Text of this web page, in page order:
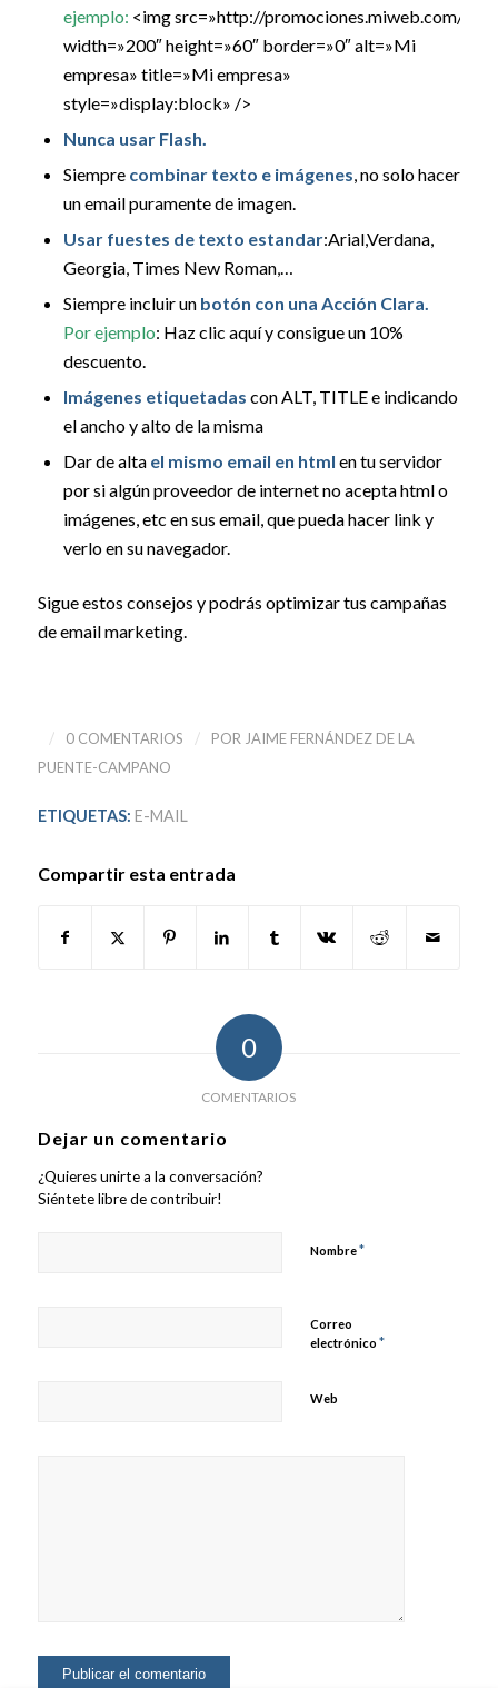
ejemplo: <img src=»http://promociones.miweb.com/
width=»200″ height=»60″ border=»0″ alt=»Mi
empresa» title=»Mi empresa»
style=»display:block» />
Nunca usar Flash.
Siempre combinar texto e imágenes, no solo hacer
un email puramente de imagen.
Usar fuestes de texto estandar:Arial,Verdana,
Georgia, Times New Roman,…
Siempre incluir un botón con una Acción Clara.
Por ejemplo: Haz clic aquí y consigue un 10%
descuento.
Imágenes etiquetadas con ALT, TITLE e indicando
el ancho y alto de la misma
Dar de altael mismo email en html en tu servidor
por si algún proveedor de internet no acepta html o
imágenes, etc en sus email, que pueda hacer link y
verlo en su navegador.
Sigue estos consejos y podrás optimizar tus campañas
de email marketing.
/ 0 COMENTARIOS / POR JAIME FERNÁNDEZ DE LA
PUENTE-CAMPANO
ETIQUETAS: E-MAIL
Compartir esta entrada
0
COMENTARIOS
Dejar un comentario
¿Quieres unirte a la conversación?
Siéntete libre de contribuir!
Nombre*
Correo
electrónico *
Web